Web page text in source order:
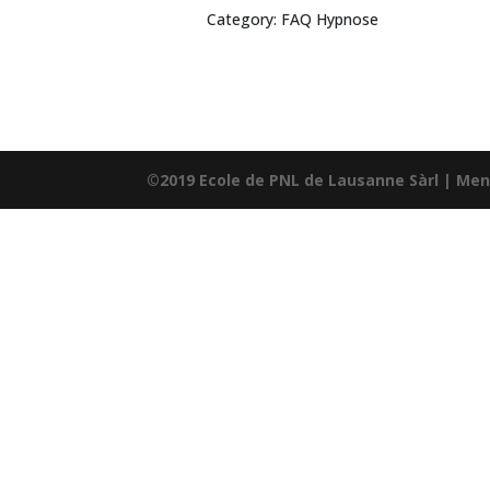
Category: FAQ Hypnose
©2019 Ecole de PNL de Lausanne Sàrl |